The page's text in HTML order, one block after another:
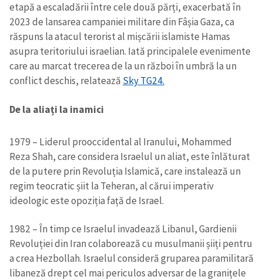
etapă a escaladării între cele două părți, exacerbată în
2023 de lansarea campaniei militare din Fâșia Gaza, ca
răspuns la atacul terorist al mișcării islamiste Hamas
asupra teritoriului israelian. Iată principalele evenimente
care au marcat trecerea de la un război în umbră la un
conflict deschis, relatează Sky TG24.
De la aliați la inamici
1979 – Liderul prooccidental al Iranului, Mohammed
Reza Shah, care considera Israelul un aliat, este înlăturat
de la putere prin Revoluția Islamică, care instalează un
regim teocratic șiit la Teheran, al cărui imperativ
ideologic este opoziția față de Israel.
1982 – În timp ce Israelul invadează Libanul, Gardienii
Revoluției din Iran colaborează cu musulmanii șiiți pentru
a crea Hezbollah. Israelul consideră gruparea paramilitară
libaneză drept cel mai periculos adversar de la granițele